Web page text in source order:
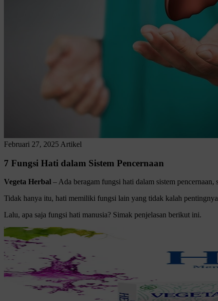
Februari 27, 2025 Artikel
7 Fungsi Hati dalam Sistem Pencernaan
Vegeta Herbal – Ada beragam fungsi hati dalam sistem
Tidak hanya itu, hati memiliki fungsi lain yang tidak kalah
Lalu, apa saja fungsi hati manusia? Simak penjelasan berikut ini.